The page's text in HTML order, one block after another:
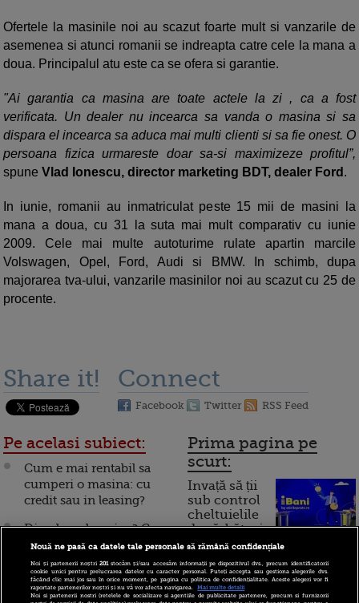
Ofertele la masinile noi au scazut foarte mult si vanzarile de
asemenea si atunci romanii se indreapta catre cele la mana a
doua. Principalul atu este ca se ofera si garantie.
"Ai garantia ca masina are toate actele la zi , ca a fost
verificata. Un dealer nu incearca sa vanda o masina si sa
dispara el incearca sa aduca mai multi clienti si sa fie onest. O
persoana fizica urmareste doar sa-si maximizeze profitul”,
spune Vlad Ionescu, director marketing BDT, dealer Ford .
In iunie, romanii au inmatriculat peste 15 mii de masini la
mana a doua, cu 31 la suta mai mult comparativ cu iunie
2009. Cele mai multe autoturime rulate apartin marcile
Volswagen, Opel, Ford, Audi si BMW. In schimb, dupa
majorarea tva-ului, vanzarile masinilor noi au scazut cu 25 de
procente.
Share it! Connect
Facebook Twitter RSS Feed
Pe acelasi subiect:
Cum e mai rentabil sa
cumperi o masina: cu
credit sau in leasing?
Diesel sau benzina? Ce
masina e mai rentabila in
ziua de azi?
Masina noua sau second
Prima pagina pe
scurt:
Invață să ții
sub control
cheltuielile
de sărbători.
Cum
funcționează cardul de
cumpărături
Nouă ne pasă ca datele tale personale să rămână confidențiale
Noi și partenerii noștri201stocăm și/sau accesăm informații pe dispozitivul dvs., precum identificatorii
cookie unici pentru prelucrarea datelor cu caracter personal. Puteți accepta sau gestiona alegerile dvs.
făcând clic mai jos sau în orice moment, pe pagina cu politica de confidențialitate. Aceste alegeri vor fi
raportate partenerilor noștri și nu vă vor afecta navigarea.
Mai multe detalii
Noi si partenerii nostri (retelele de socializare si agentiile de publicitate partenere, precum si furnizorii